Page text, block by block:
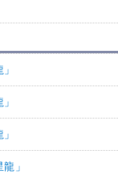
」